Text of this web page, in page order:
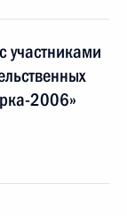
участниками
2006»